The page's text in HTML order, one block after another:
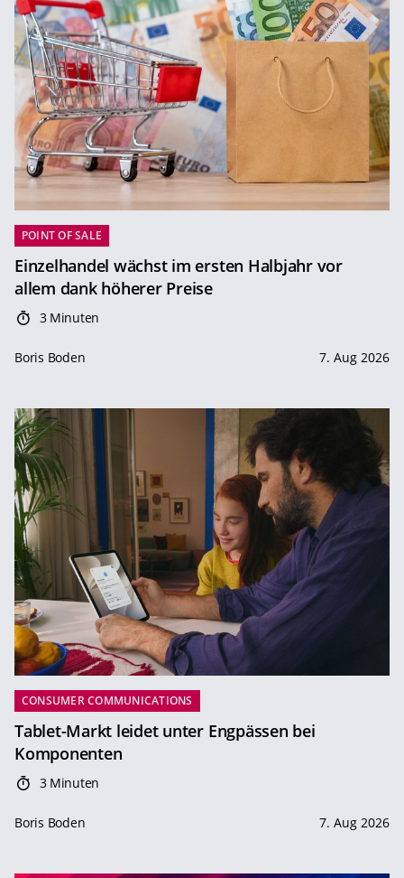
POINT OF SALE
Einzelhandel wächst im ersten Halbjahr vor
allem dank höherer Preise
3 Minuten
Boris Boden 7. Aug 2026
CONSUMER COMMUNICATIONS
Tablet-Markt leidet unter Engpässen bei
Komponenten
3 Minuten
Boris Boden 7. Aug 2026